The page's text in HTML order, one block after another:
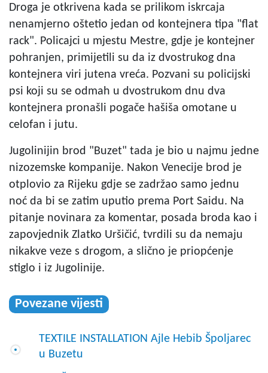
Droga je otkrivena kada se prilikom iskrcaja
nenamjerno oštetio jedan od kontejnera tipa "flat
rack". Policajci u mjestu Mestre, gdje je kontejner
pohranjen, primijetili su da iz dvostrukog dna
kontejnera viri jutena vreća. Pozvani su policijski
psi koji su se odmah u dvostrukom dnu dva
kontejnera pronašli pogače hašiša omotane u
celofan i jutu.
Jugolinijin brod "Buzet" tada je bio u najmu jedne
nizozemske kompanije. Nakon Venecije brod je
otplovio za Rijeku gdje se zadržao samo jednu
noć da bi se zatim uputio prema Port Saidu. Na
pitanje novinara za komentar, posada broda kao i
zapovjednik Zlatko Uršičić, tvrdili su da nemaju
nikakve veze s drogom, a slično je priopćenje
stiglo i iz Jugolinije.
Povezane vijesti
TEXTILE INSTALLATION Ajle Hebib Špoljarec
u Buzetu